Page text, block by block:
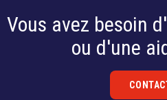
Vous avez besoin
ou d'une